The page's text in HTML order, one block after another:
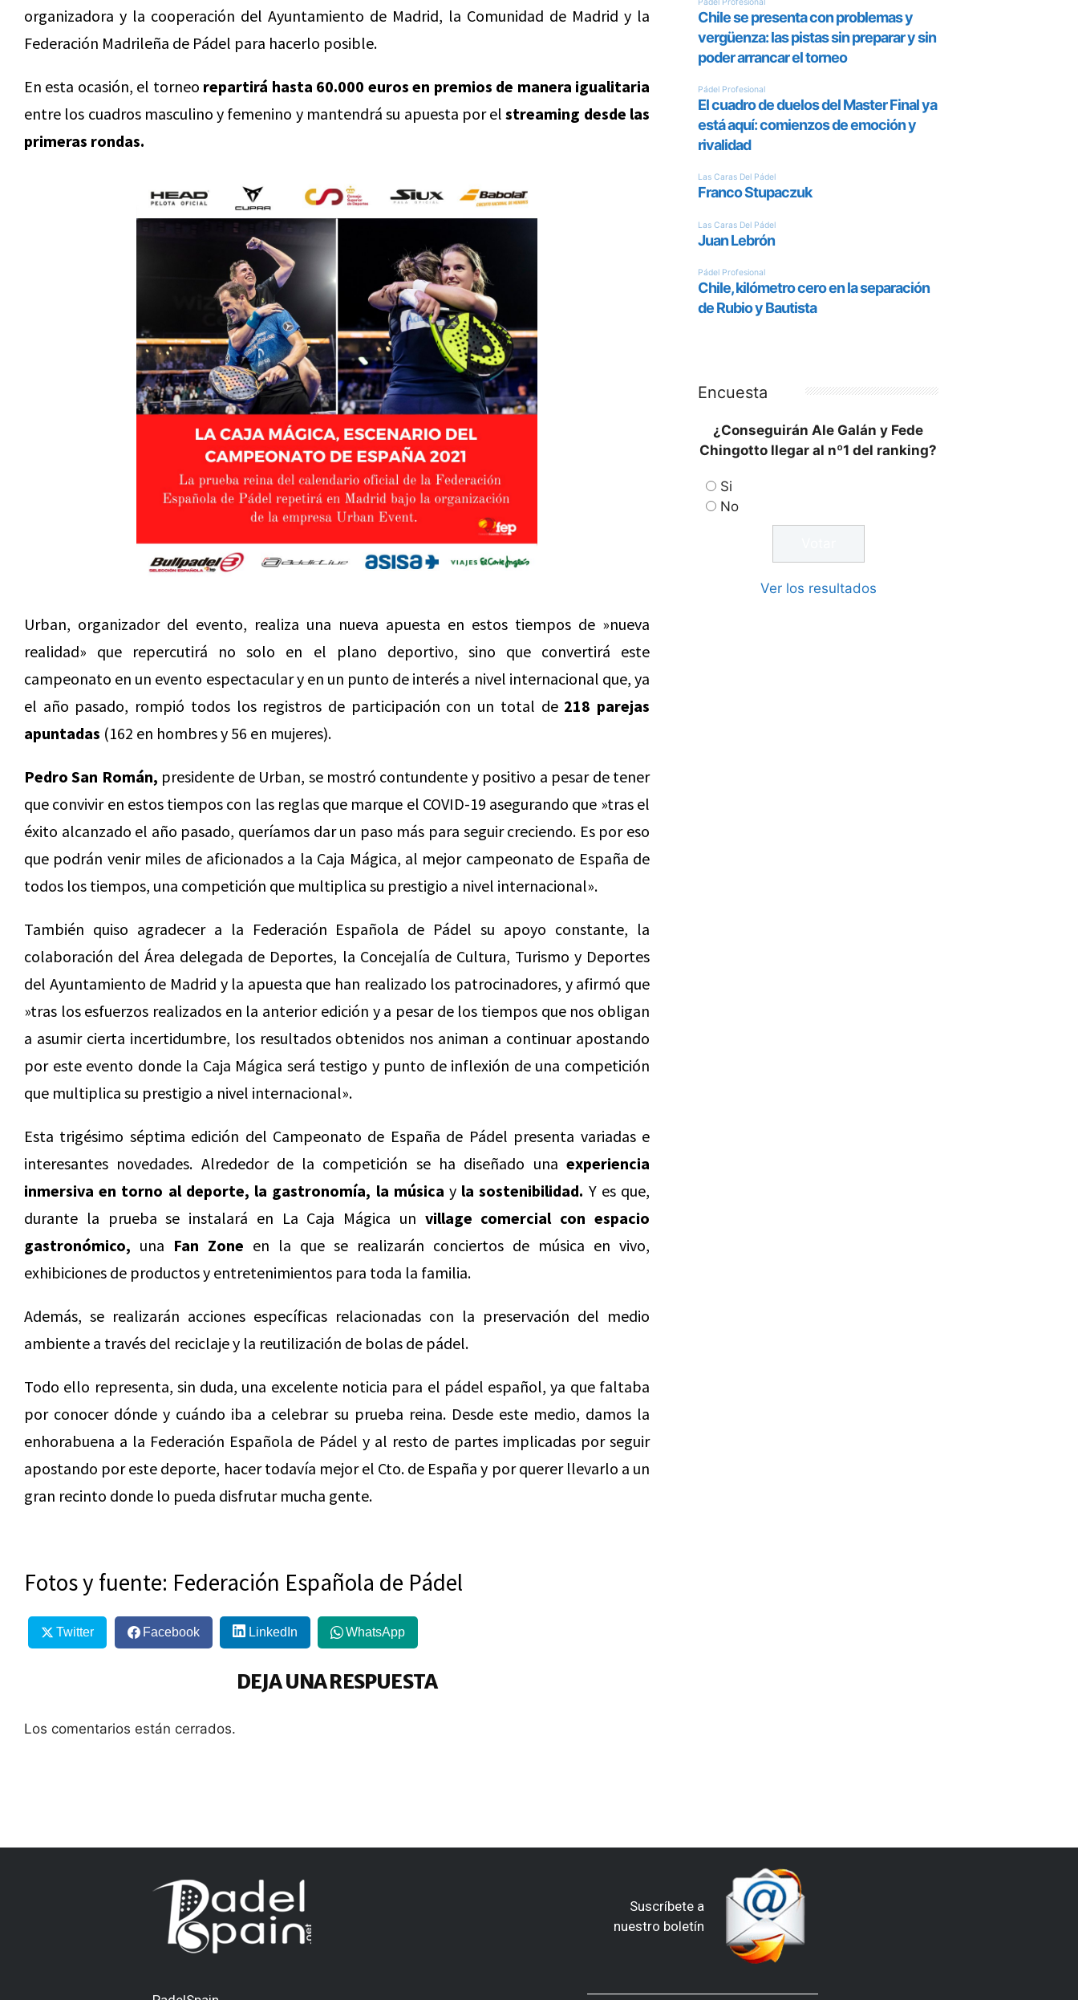
organizadora y la cooperación del Ayuntamiento de Madrid, la Comunidad de Madrid y la
Federación Madrileña de Pádel para hacerlo posible.
En esta ocasión, el torneo repartirá hasta 60.000 euros en premios de manera igualitaria
entre los cuadros masculino y femenino y mantendrá su apuesta por elstreaming desde las
primeras rondas.
Urban, organizador del evento, realiza una nueva apuesta en estos tiempos de »nueva
realidad» que repercutirá no solo en el plano deportivo, sino que convertirá este
campeonato en un evento espectacular y en un punto de interés a nivel internacional que, ya
el año pasado, rompió todos los registros de participación con un total de 218 parejas
apuntadas (162 en hombres y 56 en mujeres).
Pedro San Román, presidente de Urban, se mostró contundente y positivo a pesar de tener
que convivir en estos tiempos con las reglas que marque el COVID-19 asegurando que »tras el
éxito alcanzado el año pasado, queríamos dar un paso más para seguir creciendo. Es por eso
que podrán venir miles de aficionados a la Caja Mágica, al mejor campeonato de España de
todos los tiempos, una competición que multiplica su prestigio a nivel internacional».
También quiso agradecer a la Federación Española de Pádel su apoyo constante, la
colaboración del Área delegada de Deportes, la Concejalía de Cultura, Turismo y Deportes
del Ayuntamiento de Madrid y la apuesta que han realizado los patrocinadores, y afirmó que
»tras los esfuerzos realizados en la anterior edición y a pesar de los tiempos que nos obligan
a asumir cierta incertidumbre, los resultados obtenidos nos animan a continuar apostando
por este evento donde la Caja Mágica será testigo y punto de inflexión de una competición
que multiplica su prestigio a nivel internacional».
Esta trigésimo séptima edición del Campeonato de España de Pádel presenta variadas e
interesantes novedades. Alrededor de la competición se ha diseñado una experiencia
inmersiva en torno al deporte, la gastronomía, la música y la sostenibilidad. Y es que,
durante la prueba se instalará en La Caja Mágica un village comercial con espacio
gastronómico, una Fan Zone en la que se realizarán conciertos de música en vivo,
exhibiciones de productos y entretenimientos para toda la familia.
Además, se realizarán acciones específicas relacionadas con la preservación del medio
ambiente a través del reciclaje y la reutilización de bolas de pádel.
Todo ello representa, sin duda, una excelente noticia para el pádel español, ya que faltaba
por conocer dónde y cuándo iba a celebrar su prueba reina. Desde este medio, damos la
enhorabuena a la Federación Española de Pádel y al resto de partes implicadas por seguir
apostando por este deporte, hacer todavía mejor el Cto. de España y por querer llevarlo a un
gran recinto donde lo pueda disfrutar mucha gente.
Fotos y fuente: Federación Española de Pádel
Twitter Facebook LinkedIn WhatsApp
DEJA UNA RESPUESTA
Los comentarios están cerrados.
Encuesta
¿Conseguirán Ale Galán y Fede
Chingotto llegar al nº1 del ranking?
Si
No
Ver los resultados
Suscríbete a
nuestro boletín